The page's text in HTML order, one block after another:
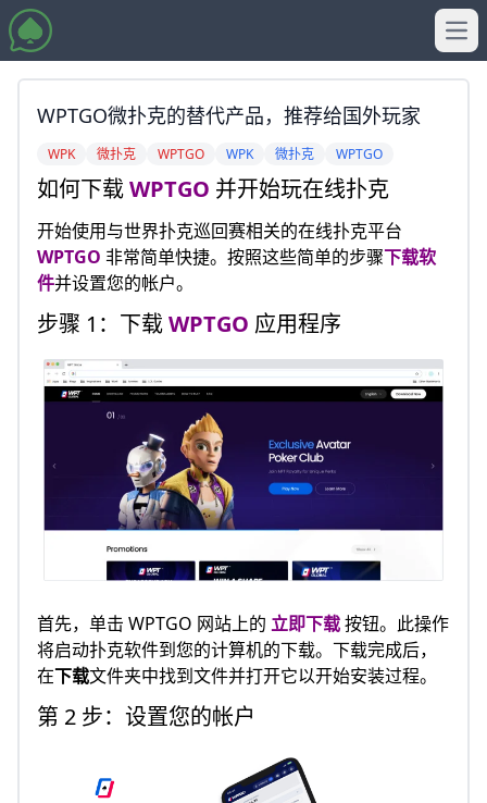
WPTGO微扑克的替代产品，推荐给国外玩家
WPK 微扑克 WPTGO WPK 微扑克 WPTGO
如何下载WPTGO 并开始玩在线扑克
开始使用与世界扑克巡回赛相关的在线扑克平台
WPTGO 非常简单快捷。按照这些简单的步骤下载软
件并设置您的帐户。
步骤 1：下载WPTGO 应用程序
首先，单击 WPTGO 网站上的 立即下载按钮。此操作
将启动扑克软件到您的计算机的下载。下载完成后，
在下载文件夹中找到文件并打开它以开始安装过程。
第 2 步：设置您的帐户